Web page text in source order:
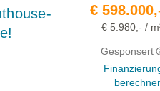
€
€ 5.980,- /
Gesponsert